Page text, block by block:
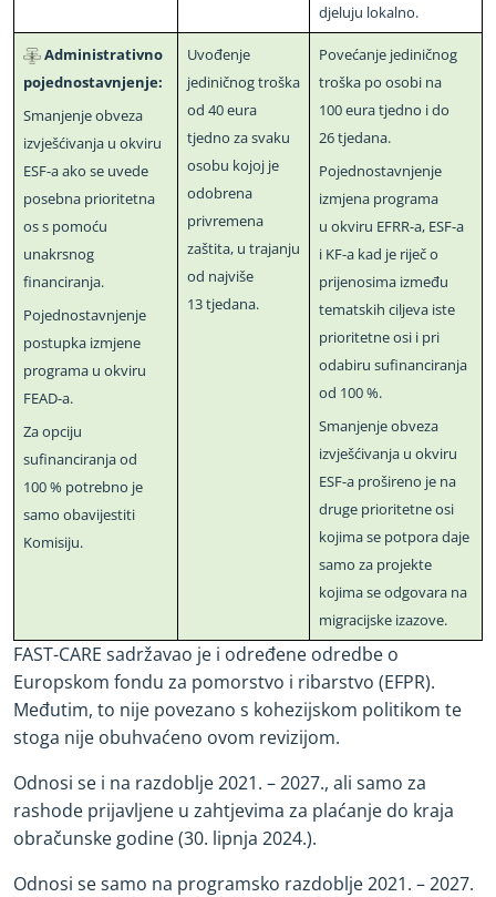
djeluju lokalno.
Administrativno
pojednostavnjenje:
Smanjenje obveza
izvješćivanja u okviru
ESF-a ako se uvede
posebna prioritetna
os s pomoću
unakrsnog
financiranja.
Pojednostavnjenje
postupka izmjene
programa u okviru
FEAD-a.
Za opciju
sufinanciranja od
100 % potrebno je
samo obavijestiti
Komisiju.
Uvođenje
jediničnog troška
od 40 eura
tjedno za svaku
osobu kojoj je
odobrena
privremena
zaštita, u trajanju
od najviše
13 tjedana.
Povećanje jediničnog
troška po osobi na
100 eura tjedno i do
26 tjedana.
Pojednostavnjenje
izmjena programa
u okviru EFRR-a, ESF-a
i KF-a kad je riječ o
prijenosima između
tematskih ciljeva iste
prioritetne osi i pri
odabiru sufinanciranja
od 100 %.
Smanjenje obveza
izvješćivanja u okviru
ESF-a prošireno je na
druge prioritetne osi
kojima se potpora daje
samo za projekte
kojima se odgovara na
migracijske izazove.
FAST-CARE sadržavao je i određene odredbe o
Europskom fondu za pomorstvo i ribarstvo (EFPR).
Međutim, to nije povezano s kohezijskom politikom te
stoga nije obuhvaćeno ovom revizijom.
Odnosi se i na razdoblje 2021. – 2027., ali samo za
rashode prijavljene u zahtjevima za plaćanje do kraja
obračunske godine (30. lipnja 2024.).
Odnosi se samo na programsko razdoblje 2021. – 2027.